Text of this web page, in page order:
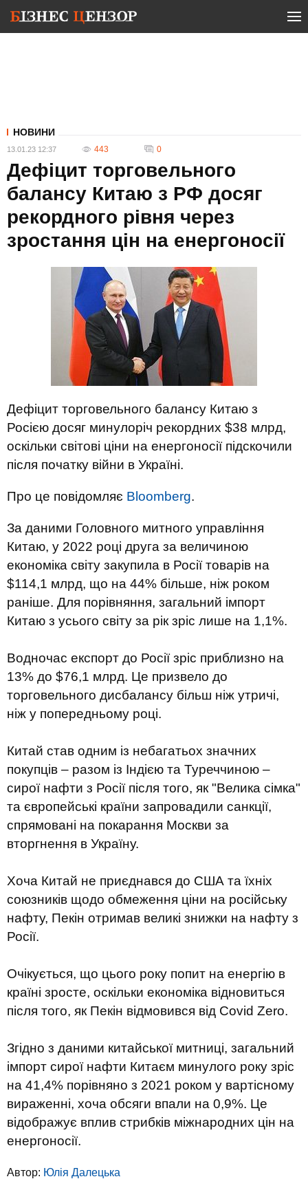
НОВИНИ
13.01.23 12:37 443 0
Дефіцит торговельного
балансу Китаю з РФ досяг
рекордного рівня через
зростання цін на енергоносії
Дефіцит торговельного балансу Китаю з
Росією досяг минулоріч рекордних $38 млрд,
оскільки світові ціни на енергоносії підскочили
після початку війни в Україні.
Про це повідомляє Bloomberg.
За даними Головного митного управління
Китаю, у 2022 році друга за величиною
економіка світу закупила в Росії товарів на
$114,1 млрд, що на 44% більше, ніж роком
раніше. Для порівняння, загальний імпорт
Китаю з усього світу за рік зріс лише на 1,1%.
Водночас експорт до Росії зріс приблизно на
13% до $76,1 млрд. Це призвело до
торговельного дисбалансу більш ніж утричі,
ніж у попередньому році.
Китай став одним із небагатьох значних
покупців – разом із Індією та Туреччиною –
сирої нафти з Росії після того, як "Велика сімка"
та європейські країни запровадили санкції,
спрямовані на покарання Москви за
вторгнення в Україну.
Хоча Китай не приєднався до США та їхніх
союзників щодо обмеження ціни на російську
нафту, Пекін отримав великі знижки на нафту з
Росії.
Очікується, що цього року попит на енергію в
країні зросте, оскільки економіка відновиться
після того, як Пекін відмовився від Covid Zero.
Згідно з даними китайської митниці, загальний
імпорт сирої нафти Китаєм минулого року зріс
на 41,4% порівняно з 2021 роком у вартісному
вираженні, хоча обсяги впали на 0,9%. Це
відображує вплив стрибків міжнародних цін на
енергоносії.
Автор: Юлiя Далецька